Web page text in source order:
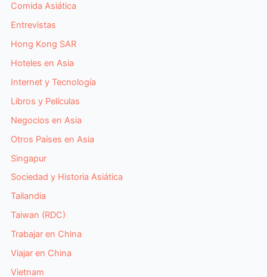
Comida Asiática
Entrevistas
Hong Kong SAR
Hoteles en Asia
Internet y Tecnología
Libros y Películas
Negocios en Asia
Otros Países en Asia
Singapur
Sociedad y Historia Asiática
Tailandia
Taiwan (RDC)
Trabajar en China
Viajar en China
Vietnam